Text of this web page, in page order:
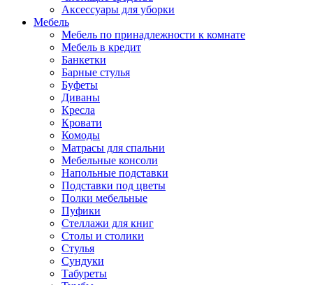
Аксессуары для уборки
Мебель
Мебель по принадлежности к комнате
Мебель в кредит
Банкетки
Барные стулья
Буфеты
Диваны
Кресла
Кровати
Комоды
Матрасы для спальни
Мебельные консоли
Напольные подставки
Подставки под цветы
Полки мебельные
Пуфики
Стеллажи для книг
Столы и столики
Стулья
Сундуки
Табуреты